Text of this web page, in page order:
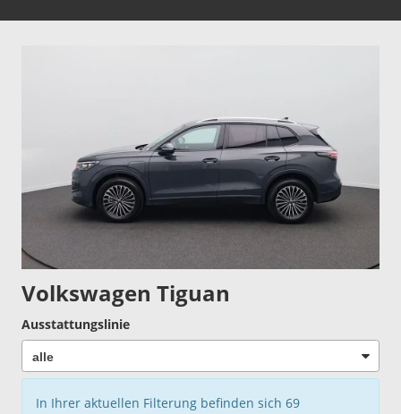
Volkswagen Tiguan
Ausstattungslinie
In Ihrer aktuellen Filterung befinden sich 69